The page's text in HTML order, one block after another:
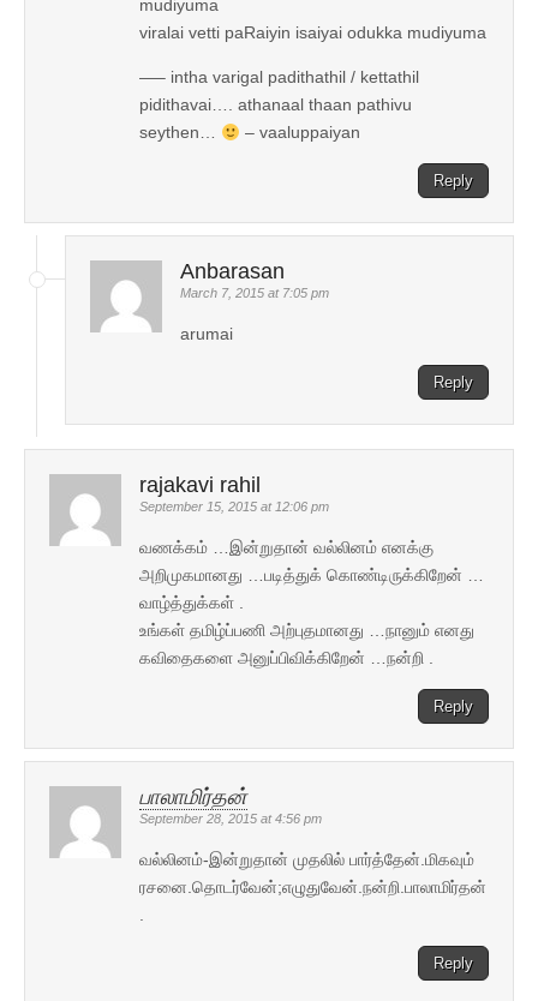
mudiyuma
viralai vetti paRaiyin isaiyai odukka mudiyuma
—– intha varigal padithathil / kettathil
pidithavai…. athanaal thaan pathivu
seythen…
– vaaluppaiyan
Reply
Anbarasan
March 7, 2015 at 7:05 pm
arumai
Reply
rajakavi rahil
September 15, 2015 at 12:06 pm
வணக்கம் …இன்றுதான் வல்லினம் எனக்கு
அறிமுகமானது …படித்துக் கொண்டிருக்கிறேன் …
வாழ்த்துக்கள் .
உங்கள் தமிழ்ப்பணி அற்புதமானது …நானும் எனது
கவிதைகளை அனுப்பிவிக்கிறேன் …நன்றி .
Reply
பாலாமிர்தன்
September 28, 2015 at 4:56 pm
வல்லினம்-இன்றுதான் முதலில் பார்த்தேன்.மிகவும்
ரசனை.தொடர்வேன்;எழுதுவேன்.நன்றி.பாலாமிர்தன்
.
Reply